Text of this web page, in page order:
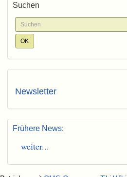
Suchen
Newsletter
Frühere News:
weiter...